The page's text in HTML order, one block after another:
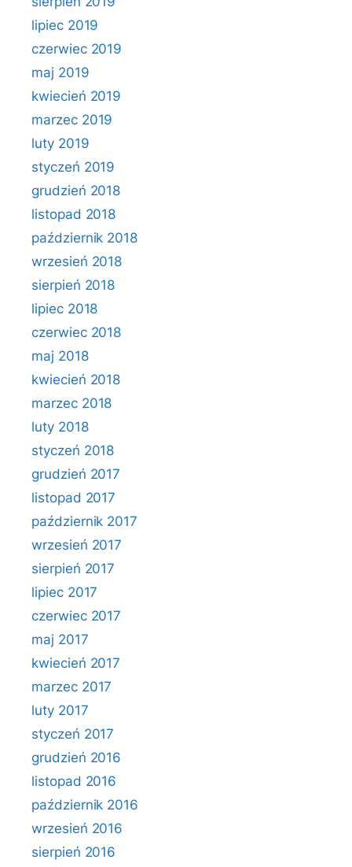
lipiec 2019
czerwiec 2019
maj 2019
kwiecień 2019
marzec 2019
luty 2019
styczeń 2019
grudzień 2018
listopad 2018
październik 2018
wrzesień 2018
sierpień 2018
lipiec 2018
czerwiec 2018
maj 2018
kwiecień 2018
marzec 2018
luty 2018
styczeń 2018
grudzień 2017
listopad 2017
październik 2017
wrzesień 2017
sierpień 2017
lipiec 2017
czerwiec 2017
maj 2017
kwiecień 2017
marzec 2017
luty 2017
styczeń 2017
grudzień 2016
listopad 2016
październik 2016
wrzesień 2016
sierpień 2016